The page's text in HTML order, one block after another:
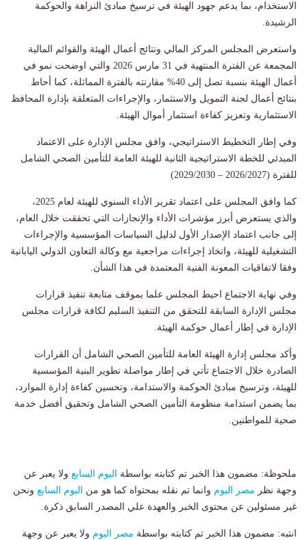
الاستخدام، بما يدعم جهود الهيئة في ترسيخ مبادئ النزاهة والحوكمة
الرشيدة.
واستعرض المجلس المركز المالي ونتائج أعمال الهيئة والقوائم المالية
المجمعة عن الفترة المنتهية في 31 مارس 2026 والتي اوضحت نمو في
أعمال الهيئة بنسبة تصل إلى 40% مقارنته بالفترة المماثلة، كما أحاط
بنتائج أعمال لجنة التمويل والاستثمار، والإجراءات المتعلقة بإدارة المحافظ
الاستثمارية وتعزيز كفاءة استثمار أموال الهيئة.
وفي إطار التخطيط الاستراتيجي، وافق مجلس الإدارة على الاعتماد
المبدئي للخطة الاستراتيجية الثانية للهيئة العامة للتأمين الصحي الشامل
للفترة (2026/2027 – 2029/2030)
كما وافق المجلس على اعتماد تقرير الأداء السنوي للهيئة لعام 2025،
والذي يستعرض أبرز مؤشرات الأداء والإنجازات التي تحققت خلال العام،
إلى جانب اعتماد الإصدار الأول لدليل السياسات المؤسسية والإجراءات
التشغيلية للهيئة، واتخاذ إجراءات مراجعية مع وكالة التعاون الدولي اليابانية
وفقا لاتفاقيات المعونة الفنية المعتمدة في هذا الشأن.
وفي نهاية الاجتماع احيط المجلس علما بموقف متابعة تنفيذ قرارات
مجلس الإدارة السابقة للتحقق من التنفيذ السليم لكافة قرارات مجلس
الإدارة في إطار أعمال حوكمة الهيئة.
وأكد مجلس إدارة الهيئة العامة للتأمين الصحي الشامل أن القرارات
الصادرة خلال الاجتماع تأتي في إطار مواصلة تطوير البنية المؤسسية
للهيئة، وترسيخ مبادئ الحوكمة والاستدامة، وتحسين كفاءة إدارة الموارد،
بما يضمن استدامة منظومة التأمين الصحي الشامل وتحقيق أفضل خدمة
صحية للمواطنين.
ملحوظة: مضمون هذا الخبر تم كتابته بواسطة اليوم السابع ولا يعبر عن
وجهة نظر مصر اليوم وانما تم نقله بمحتواه كما هو من اليوم السابع ونحن
غير مسئولين عن محتوى الخبر والعهدة علي المصدر السابق ذكرة.
انتبه: مضمون هذا الخبر تم كتابته بواسطة مصر اليوم ولا يعبر عن وجهة